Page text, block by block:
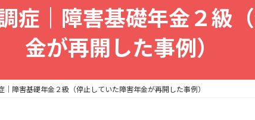
症｜障害基礎年金２級
金が再開した事例）
｜障害基礎年金２級（停止していた障害年金が再開した事例）